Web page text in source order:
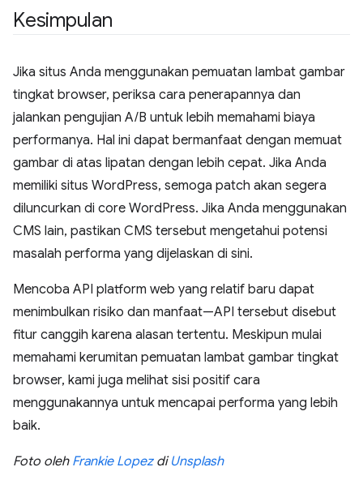
Kesimpulan
Jika situs Anda menggunakan pemuatan lambat gambar
tingkat browser, periksa cara penerapannya dan
jalankan pengujian A/B untuk lebih memahami biaya
performanya. Hal ini dapat bermanfaat dengan memuat
gambar di atas lipatan dengan lebih cepat. Jika Anda
memiliki situs WordPress, semoga patch akan segera
diluncurkan di core WordPress. Jika Anda menggunakan
CMS lain, pastikan CMS tersebut mengetahui potensi
masalah performa yang dijelaskan di sini.
Mencoba API platform web yang relatif baru dapat
menimbulkan risiko dan manfaat—API tersebut disebut
fitur canggih karena alasan tertentu. Meskipun mulai
memahami kerumitan pemuatan lambat gambar tingkat
browser, kami juga melihat sisi positif cara
menggunakannya untuk mencapai performa yang lebih
baik.
Foto oleh Frankie LopezdiUnsplash